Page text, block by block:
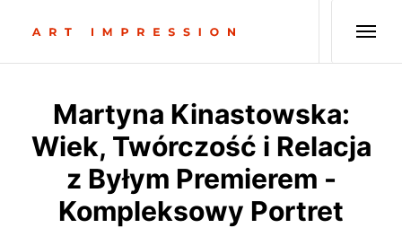
Martyna Kinastowska:
Wiek, Twórczość i Relacja
z Byłym Premierem -
Kompleksowy Portret